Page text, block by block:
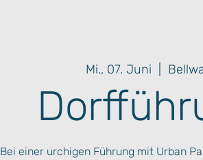
Mi., 07. Juni
Bei einer urchigen Führung mit Urban